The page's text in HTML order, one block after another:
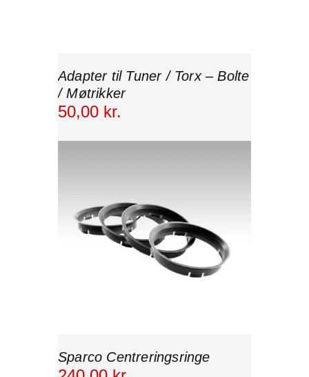
Adapter til Tuner / Torx – Bolte
/ Møtrikker
50,00 kr.
Sparco Centreringsringe